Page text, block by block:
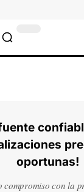
oportunas!
compromiso con la